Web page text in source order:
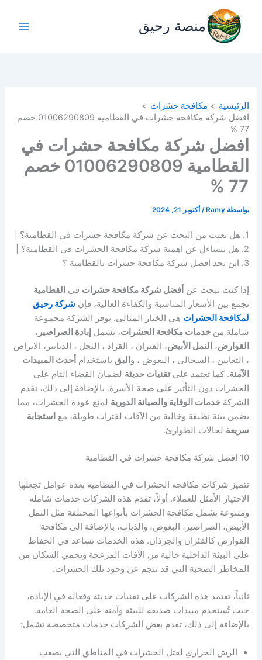
المحتوى
منصة رحيق
الرئيسية
مكافحة حشرات
افضل شركة مكافحة حشرات في القطامية 01006290809 خصم
77 %
افضل شركة مكافحة حشرات في
القطامية 01006290809 خصم
77 %
بواسطة Ramy
/ أكتوبر 21, 2024
1. هل تعبت من البحث عن شركة مكافحة حشرات في القطامية؟ |
2. هل تتساءل عن اهمية شركة مكافحة الحشرات في القطامية؟ |
3. اين تجد افضل شركة مكافحة حشرات بالقطامية ؟
إذا كنت تبحث عن أفضل شركة مكافحة حشرات في القطامية
تجمع بين الأسعار المناسبة والكفاءة العالية، فإن شركة رحيق
لمكافحة الحشرات هي الخيار المثالي. توفر الشركة مجموعة
شاملة منخدمات مكافحة الحشرات، تشملإبادة الصراصير ،
القوارض، النمل الأبيض، الفئران ، القراد ، النحل ، الدبابير، الابراص
، الثعابين ، السحالي ، البعوض ، و البق باستخدام أحدث المبيدات
الآمنة. كما تعتمد علىتقنيات حديثة لضمان القضاء التام على
الحشرات دون التأثير على صحة الأسرة. بالإضافة إلى ذلك، تقدم
الشركةخدمات الوقاية والصيانة الدورية لمنع عودة الحشرات، مما
يضمن بيئة نظيفة وخالية من الآفات لفترات طويلة، مع استجابة
سريعة لحالات الطوارئ.
10 افضل شركة مكافحة حشرات في القطامية
تتميز شركات مكافحة الحشرات في القطامية بعدة عوامل تجعلها
الاختيار الأمثل للعملاء. أولاً، تقدم هذه الشركات خدمات شاملة
ومتنوعة تشمل مكافحة الحشرات بأنواعها المختلفة مثل النمل
الأبيض، الصراصير، البعوض، والذباب، بالإضافة إلى مكافحة
القوارض كالفئران والجرذان. هذه الخدمات تساعد في الحفاظ
على البيئة الداخلية خالية من الآفات المزعجة وتحمي السكان من
المخاطر الصحية التي قد تنجم عن وجود تلك الحشرات.
ثانياً، تعتمد هذه الشركات على تقنيات حديثة وفعالة في الإبادة،
حيث تُستخدم مبيدات صديقة للبيئة وآمنة على الصحة العامة.
بالإضافة إلى ذلك، تقدم بعض الشركات خدمات متخصصة تشمل:
الرش الحراري لقتل الحشرات في المناطق التي يصعب